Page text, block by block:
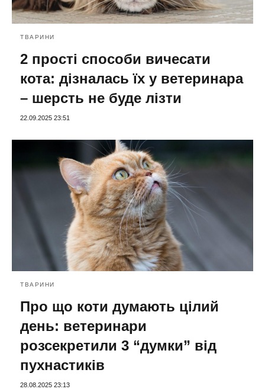
ТВАРИНИ
2 прості способи вичесати
кота: дізналась їх у ветеринара
– шерсть не буде лізти
22.09.2025 23:51
ТВАРИНИ
Про що коти думають цілий
день: ветеринари
розсекретили 3 “думки” від
пухнастиків
28.08.2025 23:13